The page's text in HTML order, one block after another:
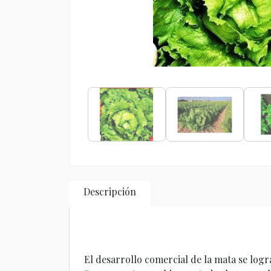
Descripción
El desarrollo comercial de la mata se